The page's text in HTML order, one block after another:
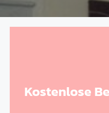
Kostenlose